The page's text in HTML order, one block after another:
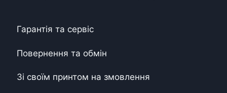
Гарантія та сервіс
Повернення та обмін
Зі своїм принтом на змовлення